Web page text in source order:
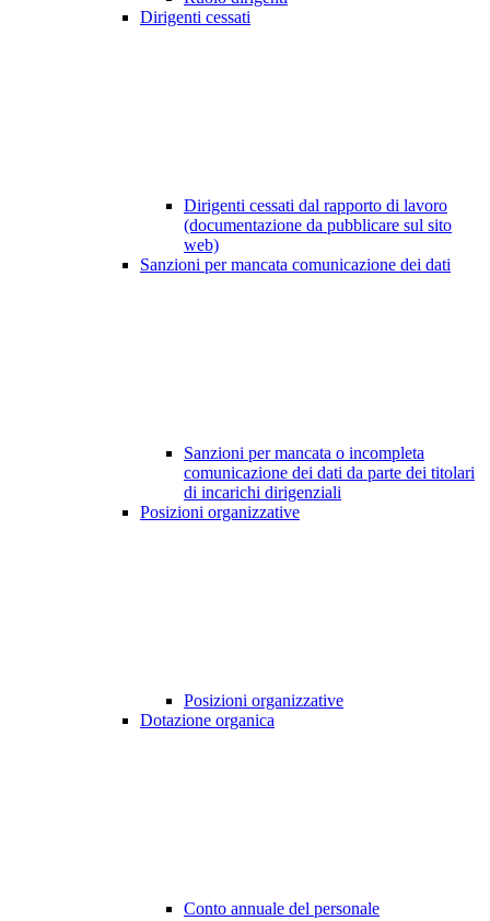
Dirigenti cessati
Dirigenti cessati dal rapporto di lavoro
(documentazione da pubblicare sul sito
web)
Sanzioni per mancata comunicazione dei dati
Sanzioni per mancata o incompleta
comunicazione dei dati da parte dei titolari
di incarichi dirigenziali
Posizioni organizzative
Posizioni organizzative
Dotazione organica
Conto annuale del personale